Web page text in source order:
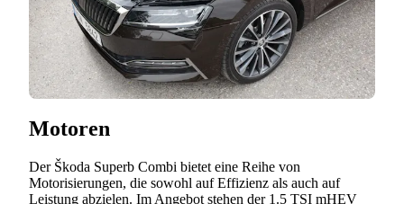
Motoren
Der Škoda Superb Combi bietet eine Reihe von
Motorisierungen, die sowohl auf Effizienz als auch auf
Leistung abzielen. Im Angebot stehen der 1.5 TSI mHEV